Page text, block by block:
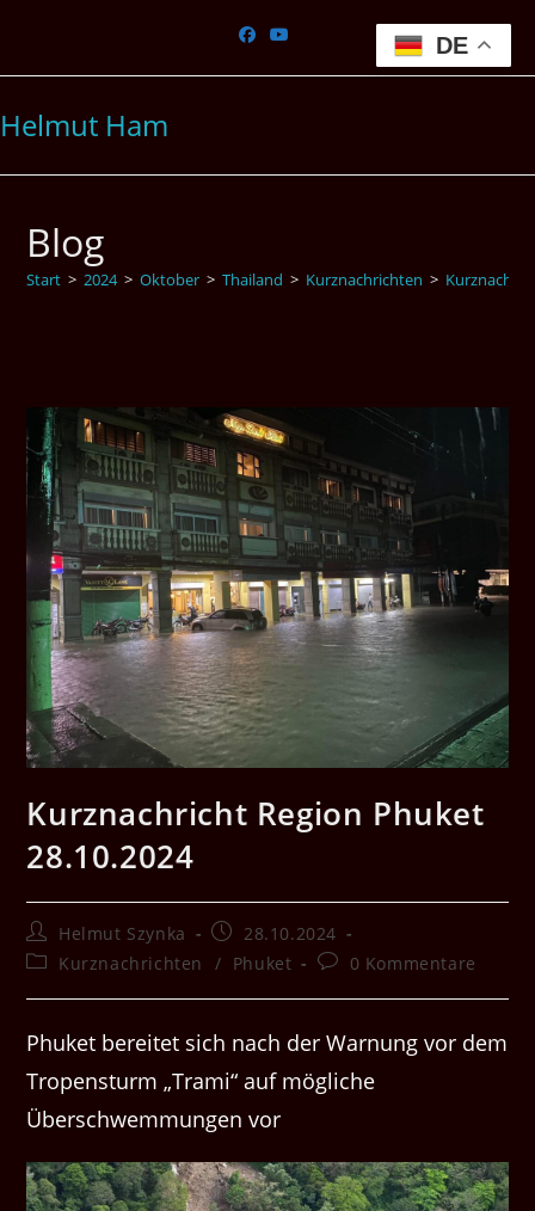
springen
Helmut Ham
Blog
Start > 2024 > Oktober > Thailand > Kurznachrichten >
Kurznachricht Region Phuket
28.10.2024
Beitrags-
Autor:
Helmut Szynka
Beitrag
veröffentlicht:
28.10.2024
Beitrags-
Kurznachrichten / Phuket
Beitrags-
0 Kommentare
Phuket bereitet sich nach der Warnung vor dem
Tropensturm „Trami“ auf mögliche
Überschwemmungen vor
DE